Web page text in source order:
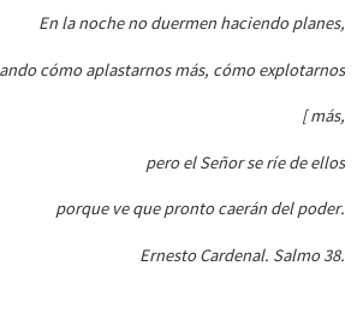
En la noche no duermen haciendo planes,
cómo aplastarnos más, cómo explotarnos
[ más,
pero el Señor se ríe de ellos
porque ve que pronto caerán del poder.
Ernesto Cardenal. Salmo 38.